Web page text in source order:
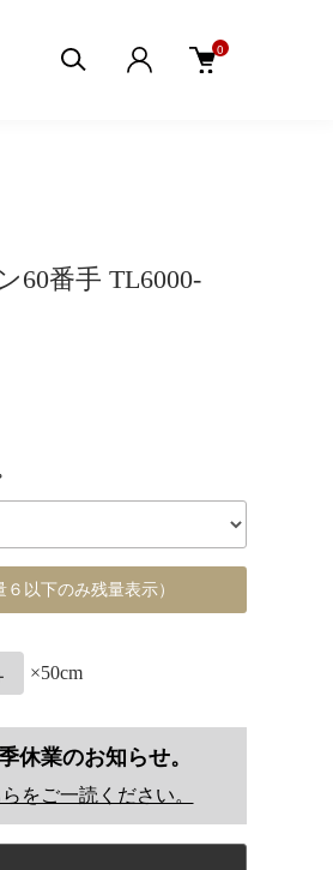
0
60番手 TL6000-
以下のみ残量表示）
×50cm
休業のお知らせ。
をご一読ください。